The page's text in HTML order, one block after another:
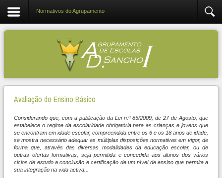
Normativos do Agrupamento
Avaliação do Ensino Básico
Considerando que, com a publicação da Lei n.º 85/2009, de 27 de Agosto, que
estabelece o regime da escolaridade obrigatória para as crianças e jovens que
se encontram em idade escolar, compreendida entre os 6 e os 18 anos de idade,
se mostra necessário adequar as múltiplas disposições normativas em vigor, de
forma que, através das diversas modalidades da educação escolar, ou de
outras ofertas formativas, seja permitida e concedida aos alunos dos vários
ciclos de estudo a conclusão e certificação de um nível de ensino que permita a
sua integração na vida activa...